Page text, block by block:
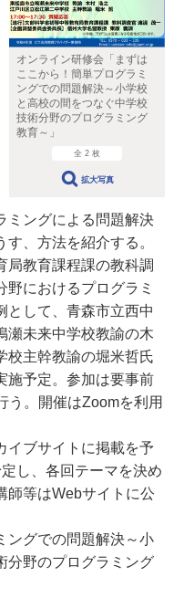
オンライン研修会「まずは
ここから！簡単プログラミ
ングでの問題解決～小学校
と高校の間をつなぐ中学校
技術分野のプログラミング
教育～」
全 2 枚
拡大写真
ミングによる問題解決
、方法を紹介する。
教育課程課の教科調
におけるプログラミ
として、青森市立西中
瀬未来中学校教諭の木
校主幹教諭の堀米哲氏
施予定。参加は要事前
う。開催はZoomを利用
ブサイトに掲載を予
し、各回テーマを決め
師等はWebサイトに公
グでの問題解決～小
分野のプログラミング